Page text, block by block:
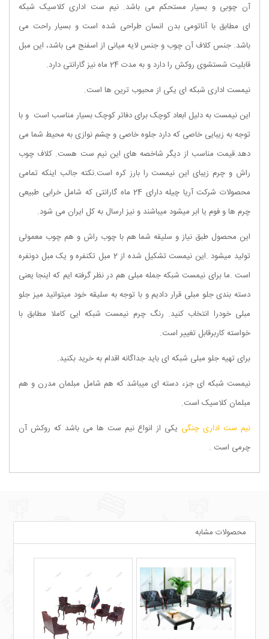
آن چوبی و بسیار مستحکم می باشد.نیم ست اداری کلاسیک شبکه
ای مطابق با آناتومی بدن انسان طراحی شده است و بسیار راحت می
باشد. جنس کلاف آن چوب و جنس لایه میانی از اسفنج می باشد، این مبل
قابلیت شستشوی روکش را دارد و به مدت 24 ماه نیز گارانتی دارد.
نیمست اداری شبکه ای یکی از محبوب ترین ها است.
این نیمست به دلیل ابعاد کوچک برای دفاتر کوچک بسیار مناسب است و با
توجه به زیبایی خاصی که دارد جلوه خاصی و چشم نوازی به محیط شما می
دهد.قیمت مناسب از دیگر شاخصه های این نیم ست هست. کلاف چوب
راش و چرم زیبای این نیمست را بارز کره است.نکته جالب اینکه تمامی
محصولات شرکت آریا چیله دارای 24 ماه گارانتی که شامل خرابی طبیعی
چرم ها و فوم یا ابر میشود میباشند و نیز ارسال به کل ایران می شود.
این محصول طبق نیاز و سلیقه شما هم با چوب راش و هم چوب معمولی
تولید میشود .این نیمست تشکیل شده از 2 مبل تکنفره و یک مبل دونفره
است .ما برای نیمست شبکه جمله مبلی هم در نظر گرفته ایم که اینجا یعنی
دسته بندی جلو مبلی قرار دادیم و با توجه به سلیقه خود میتوانید میز جلو
مبلی خودرا انتخاب کنید. رنگ چرم نیمست شبکه ایی کاملا مطابق با
خواسته کاربرقابل تغییر است.
برای تهیه جلو مبلی شبکه ای باید جداگانه اقدام به خرید بکنید.
نیمست شبکه ای جزء دسته ای میباشد که هم شامل مبلمان مدرن و هم
مبلمان کلاسیک است.
نیم ست اداری چنگی یکی از انواع نیم ست ها می باشد که روکش آن
چرمی است .
محصولات مشابه